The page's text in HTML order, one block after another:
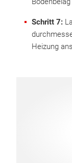
Schritt 7:
Heizung